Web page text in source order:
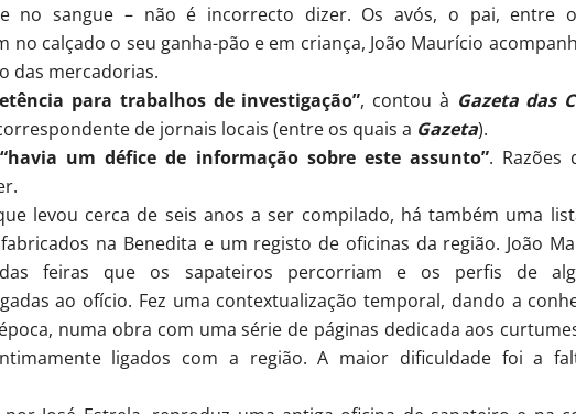
no sangue – não é incorrecto dizer. Os avós, o pai, entre
no calçado o seu ganha-pão e em criança, João Maurício
das mercadorias.
para trabalhos de investigação”, contou à Gazeta das
de jornais locais (entre os quais a Gazeta).
“havia um défice de informação sobre este assunto”. Razões
levou cerca de seis anos a ser compilado, há também uma
na Benedita e um registo de oficinas da região. João
feiras que os sapateiros percorriam e os perfis de
ao ofício. Fez uma contextualização temporal, dando a
numa obra com uma série de páginas dedicada aos
ligados com a região. A maior dificuldade foi a